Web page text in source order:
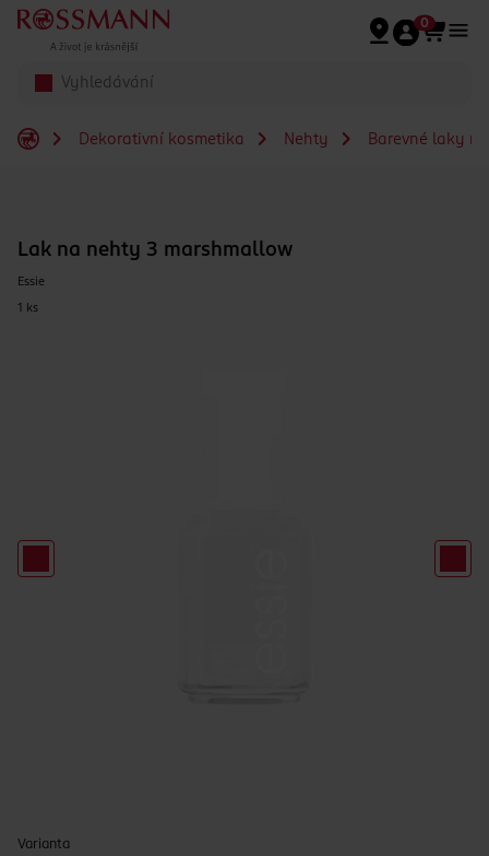
Přeskočit na hlavmní obsah
0
Dekorativní kosmetika Nehty Barevné laky
Lak na nehty 3 marshmallow
Essie
1 ks
Varianta